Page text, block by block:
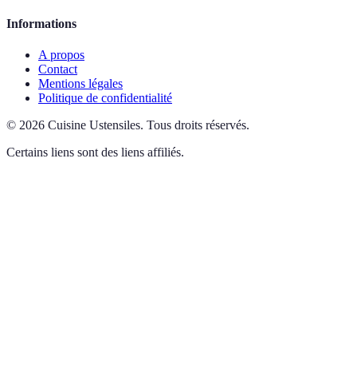
Informations
A propos
Contact
Mentions légales
Politique de confidentialité
© 2026 Cuisine Ustensiles. Tous droits réservés.
Certains liens sont des liens affiliés.